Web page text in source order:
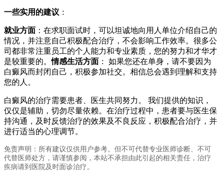
一些实用的建议 ：
就业方面 ：在求职面试时，可以坦诚地向用人单位介绍自己的
情况，并注意自己积极配合治疗，不会影响工作效率。很多公
司都非常注重员工的个人能力和专业素质，您的努力和才华才
是较重要的。情感生活方面 ： 如果您还在单身，请不要因为
白癜风而封闭自己，积极参加社交。相信总会遇到理解和支持
您的人。
白癜风的治疗需要患者、医生共同努力。 我们提供的知识，
仅仅是辅助，切勿尽量依赖。在治疗过程中，患者要与医生保
持沟通，及时反馈治疗的效果及不良反应，积极配合治疗，并
进行适当的心理调节。
免责声明：所有建议仅供用户参考。但不可代替专业医师诊断、不可
代替医师处方，请谨慎参阅，本站不承担由此引起的相关责任，治疗
疾病请到医院及时面诊治疗。